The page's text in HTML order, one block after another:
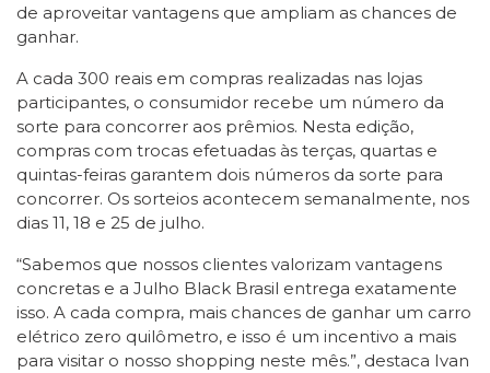
de aproveitar vantagens que ampliam as chances de
ganhar.
A cada 300 reais em compras realizadas nas lojas
participantes, o consumidor recebe um número da
sorte para concorrer aos prêmios. Nesta edição,
compras com trocas efetuadas às terças, quartas e
quintas-feiras garantem dois números da sorte para
concorrer. Os sorteios acontecem semanalmente, nos
dias 11, 18 e 25 de julho.
“Sabemos que nossos clientes valorizam vantagens
concretas e a Julho Black Brasil entrega exatamente
isso. A cada compra, mais chances de ganhar um carro
elétrico zero quilômetro, e isso é um incentivo a mais
para visitar o nosso shopping neste mês.”, destaca Ivan